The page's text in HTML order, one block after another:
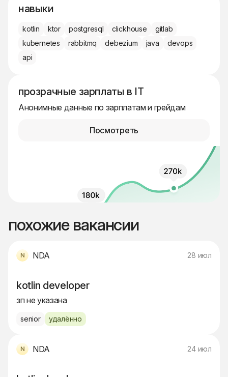
навыки
kotlin ktor postgresql clickhouse
gitlab
kubernetes
rabbitmq debezium java
devops
api
прозрачные зарплаты в IT
Анонимные данные по зарплатам и грейдам
Посмотреть
похожие вакансии
NDA 28 июл
kotlin developer
зп не указана
senior удалённо
NDA 24 июл